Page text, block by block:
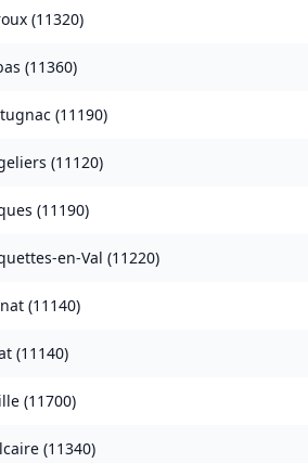
(11320)
(11360)
(11190)
(11120)
(11190)
en-Val (11220)
(11140)
(11140)
(11700)
(11340)